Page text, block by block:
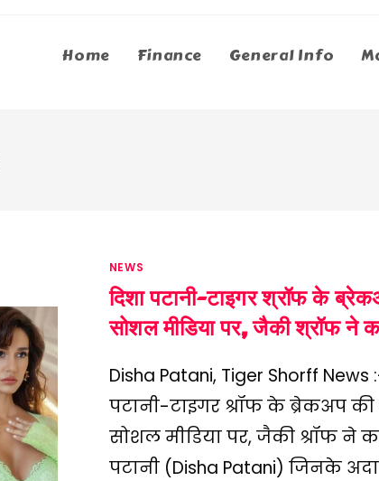
Home Finance General Info
NEWS
दिशा पटानी-टाइगर श्रॉफ के
सोशल मीडिया पर, जैकी श्रॉफ ने
Disha Patani, Tiger Shorff News
पटानी-टाइगर श्रॉफ के ब्रेकअप
सोशल मीडिया पर, जैकी श्रॉफ ने
पटानी (Disha Patani) जिनके